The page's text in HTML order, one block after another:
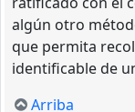
algún otro
que permita
identificable de
Arriba